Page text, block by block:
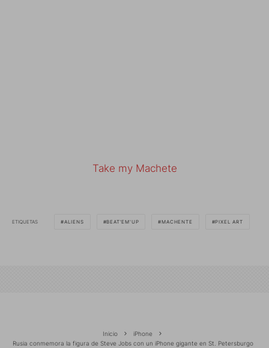
Take my Machete
ETIQUETAS ALIENS BEAT'EM'UP MACHENTE PIXEL ART
Inicio
iPhone
Rusia conmemora la figura de Steve Jobs con un iPhone gigante en St. Petersburgo